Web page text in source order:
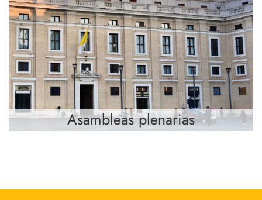
Asambleas plenarias